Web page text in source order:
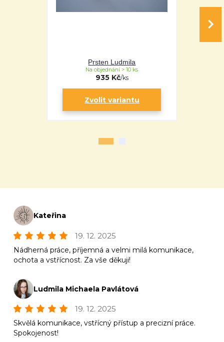
Prsten Ludmila
935 Kč/ks
Na objednání > 10 ks
Zvolit variantu
Kateřina
19. 12. 2025
Nádherná práce, příjemná a velmi milá komunikace,
ochota a vstřícnost. Za vše děkuji!
Ludmila Michaela Pavlátová
19. 12. 2025
Skvělá komunikace, vstřícný přístup a precizní práce.
Spokojenost!